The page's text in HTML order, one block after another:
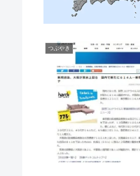
つぶやき